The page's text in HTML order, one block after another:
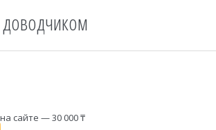
сайте — 30 000 ₸